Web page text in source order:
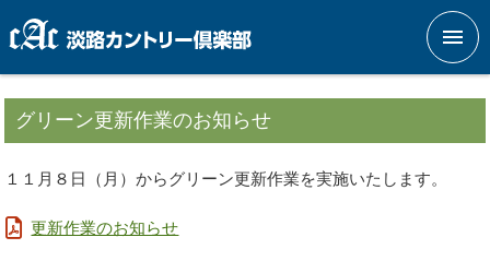
メニ
グリーン更新作業のお知らせ
１１月８日（月）からグリーン更新作業を実施いたします。
更新作業のお知らせ